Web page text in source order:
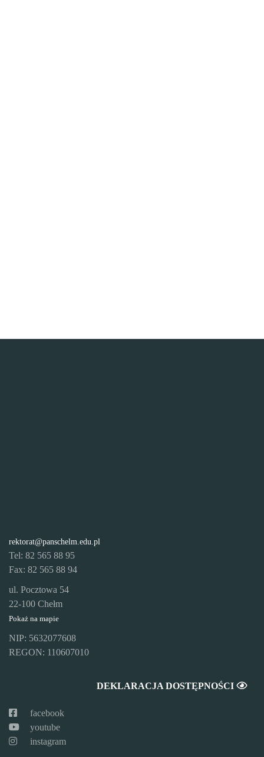
rektorat@panschelm.edu.pl
Tel: 82 565 88 95
Fax: 82 565 88 94
ul. Pocztowa 54
22-100 Chełm
Pokaż na mapie
NIP: 5632077608
REGON: 110607010
DEKLARACJA DOSTĘPNOŚCI
facebook
youtube
instagram